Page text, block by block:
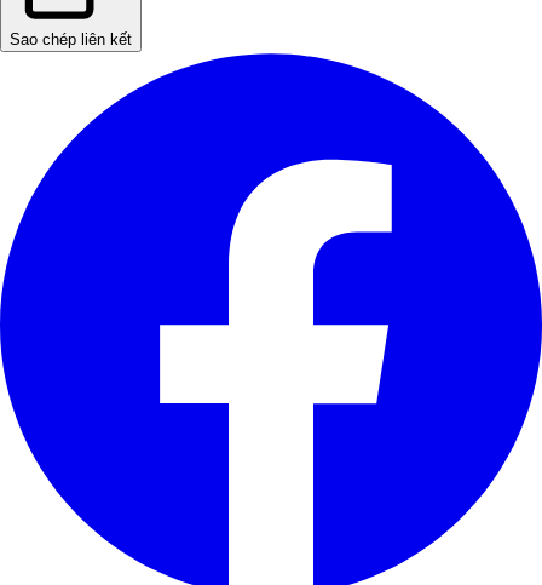
Sao chép liên kết